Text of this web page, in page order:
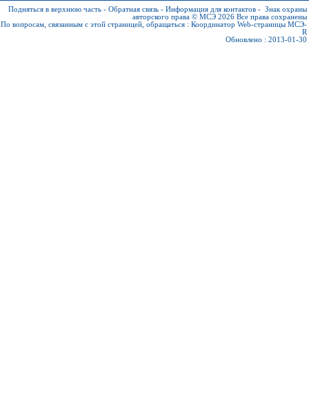
Подняться в верхнюю часть - Обратная связь - Информация для контактов - Знак охраны
авторского права © МСЭ 2026 Все права сохранены
По вопросам, связанным с этой страницей, обращаться : Координатор Web-страницы МСЭ-
R
Обновлено : 2013-01-30